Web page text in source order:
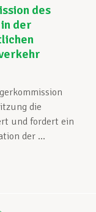
des
der
die
und fordert ein
der ...